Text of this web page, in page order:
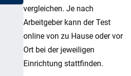
vergleichen. Je nach
Arbeitgeber kann der Test
online von zu Hause oder vor
Ort bei der jeweiligen
Einrichtung stattfinden.